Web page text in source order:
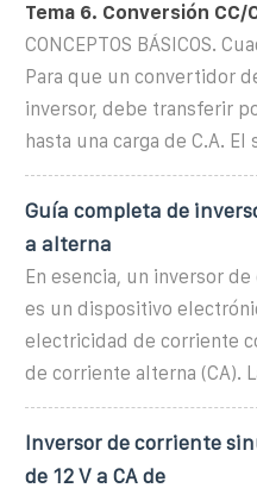
Tema 6. Conversión CC/
CONCEPTOS BÁSICOS.
Para que un convertidor
inversor, debe transferir
hasta una carga de C.A. El
Guía completa de
a alterna
En esencia, un inversor
es un dispositivo
electricidad de corriente
de corriente alterna (CA).
Inversor de corriente
de 12 V a CA de